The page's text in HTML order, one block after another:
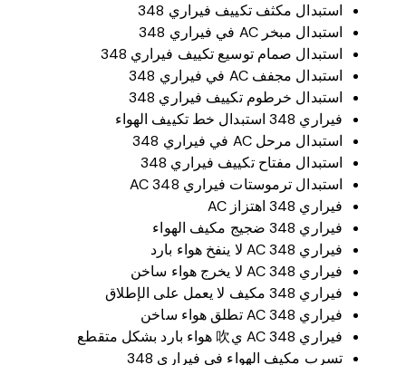
استبدال مكثف تكييف فيراري 348
استبدال مبخر AC في فيراري 348
استبدال صمام توسيع تكييف فيراري 348
استبدال مجفف AC في فيراري 348
استبدال خرطوم تكييف فيراري 348
فيراري 348 استبدال خط تكييف الهواء
استبدال مرحل AC في فيراري 348
استبدال مفتاح تكييف فيراري 348
استبدال ترموستات فيراري 348 AC
فيراري 348 اهتزاز AC
فيراري 348 ضجيج مكيف الهواء
فيراري 348 AC لا ينفخ هواء بارد
فيراري 348 AC لا يخرج هواء ساخن
فيراري 348 مكيف لا يعمل على الإطلاق
فيراري 348 AC تطلق هواء ساخن
فيراري 348 AC ي吹 هواء بارد بشكل متقطع
تسرب مكيف الهواء في فيراري 348